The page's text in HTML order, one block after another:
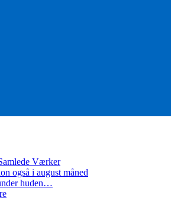
Værker
også i august måned
huden…